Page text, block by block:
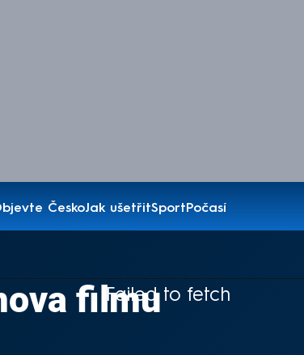
ČeskoJak ušetřitSportPočasí
Failed to fetch
filmu